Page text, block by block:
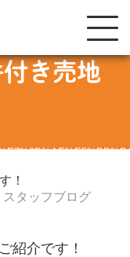
き売地
！
スタッフブログ
紹介です！